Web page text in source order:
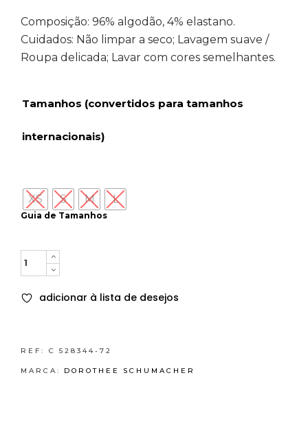
Composição: 96% algodão, 4% elastano.
Cuidados: Não limpar a seco; Lavagem suave /
Roupa delicada; Lavar com cores semelhantes.
Guia de Tamanhos
Tamanhos (convertidos para tamanhos
internacionais)
XS S M L
Quantity
adicionar à lista de desejos
REF: C 528344-72
MARCA: DOROTHEE SCHUMACHER